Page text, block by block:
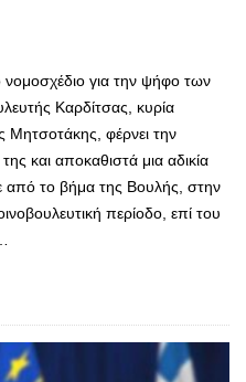
νομοσχέδιο για την ψήφο των
Καρδίτσας, κυρία
φέρνει την
και αποκαθιστά μια αδικία
από το βήμα της Βουλής, στην
περίοδο, επί του